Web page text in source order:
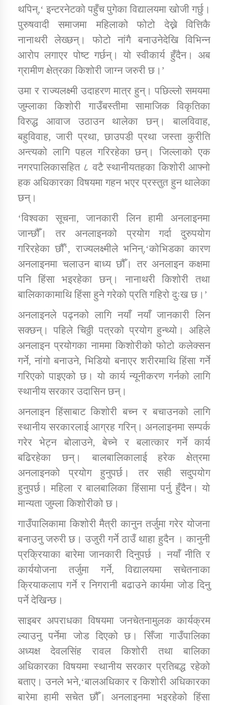
तातोपानी गाउँपालिकाको न्यायिक समिति सम्बन्धी सन्देश
तातोपानी गाउँपालिका जुम्लाको महिला तथा लैङ्गिक हिंसा
सम्बन्धी सूचना सन्देश
सन्देश
तातोपानी गाउँपालिका जुम्लाको बालविवाह सन्देश
तातोपानी गाउँपालिका जुम्लाको सूचना
तातोपानी गाउँपालिका जुम्लाको सूचना
थपिन्,‘ इन्टरनेटको पहुँच पुगेका विद्यालयमा खोजी गर्छु।
पुरुषवादी समाजमा महिलाको फोटो देख्ने वित्तिकै
नानाथरी लेख्छन्। फोटो नांगै बनाउनेदेखि विभिन्न
आरोप लगाएर पोष्ट गर्छन्। यो स्वीकार्य हुँदैन। अब
ग्रामीण क्षेत्रका किशोरी जाग्न जरुरी छ।’
उमा र राज्यलक्ष्मी उदाहरण मात्र हुन्। पछिल्लो समयमा
जुम्लाका किशोरी गाउँबस्तीमा सामाजिक विकृतिका
विरुद्ध आवाज उठाउन थालेका छन्। बालविवाह,
बहुविवाह, जारी प्रथा, छाउपडी प्रथा जस्ता कुरीति
अन्त्यको लागि पहल गरिरहेका छन्। जिल्लाको एक
नगरपालिकासहित ८ वटै स्थानीयतहका किशोरी आफ्नो
हक अधिकारका विषयमा गहन भएर प्रस्तुत हुन थालेका
छन्।
‘विश्वका सूचना, जानकारी लिन हामी अनलाइनमा
जान्छौँ। तर अनलाइनको प्रयोग गर्दा दुरुपयोग
गरिरहेका छौँ’, राज्यलक्ष्मीले भनिन्,‘कोभिडका कारण
अनलाइनमा चलाउन बाध्य छौँ। तर अनलाइन कक्षमा
पनि हिंसा भइरहेका छन्। नानाथरी किशोरी तथा
बालिकाकामाथि हिंसा हुने गरेको प्रति गहिरो दुःख छ।’
अनलाइनले पढ्नको लागि नयाँ नयाँ जानकारी लिन
सक्छन्। पहिले चिठ्ठी पत्रको प्रयोग हुन्थ्यो। अहिले
अनलाइन प्रयोगका नाममा किशोरीको फोटो कलेक्सन
गर्ने, नांगो बनाउने, भिडियो बनाएर शरीरमाथि हिंसा गर्ने
गरिएको पाइएको छ। यो कार्य न्यूनीकरण गर्नको लागि
स्थानीय सरकार उदासिन छन्।
अनलाइन हिंसाबाट किशोरी बच्न र बचाउनको लागि
स्थानीय सरकारलाई आग्रह गरिन्। अनलाइनमा सम्पर्क
गरेर भेट्न बोलाउने, बेच्ने र बलात्कार गर्ने कार्य
बढिरहेका छन्। बालबालिकालाई हरेक क्षेत्रमा
अनलाइनको प्रयोग हुनुपर्छ। तर सही सदुपयोग
हुनुपर्छ। महिला र बालबालिका हिंसामा पर्नु हुँदैन। यो
मान्यता जुम्ला किशोरीको छ।
गाउँपालिकामा किशोरी मैत्री कानुन तर्जुमा गरेर योजना
बनाउनु जरुरी छ। उजुरी गर्ने ठाउँ थाहा हुदैन । कानुनी
प्रक्रियाका बारेमा जानकारी दिनुपर्छ । नयाँ नीति र
कार्ययोजना तर्जुमा गर्ने, विद्यालयमा सचेतनाका
क्रियाकलाप गर्ने र निगरानी बढाउने कार्यमा जोड दिनु
पर्ने देखिन्छ।
साइबर अपराधका विषयमा जनचेतनामुलक कार्यक्रम
ल्याउनु पर्नेमा जोड दिएको छ। सिँजा गाउँपालिका
अध्यक्ष देवलसिंह रावल किशोरी तथा बालिका
अधिकारका विषयमा स्थानीय सरकार प्रतिबद्ध रहेको
बताए। उनले भने,‘बालअधिकार र किशोरी अधिकारका
बारेमा हामी सचेत छौँ। अनलाइनमा भइरहेको हिंसा